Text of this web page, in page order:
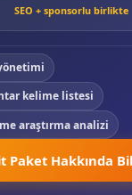
SEO + sponsorlu birlikte
kelime listesi
araştırma analizi
Paket Hakkında